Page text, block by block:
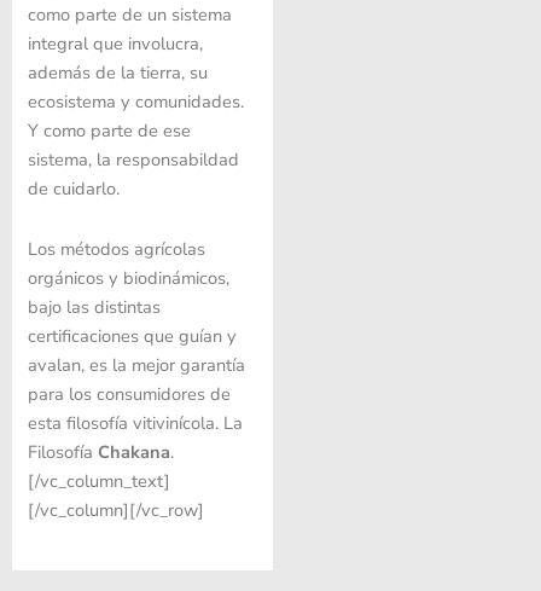
como parte de un sistema
integral que involucra,
además de la tierra, su
ecosistema y comunidades.
Y como parte de ese
sistema, la responsabildad
de cuidarlo.
Los métodos agrícolas
orgánicos y biodinámicos,
bajo las distintas
certificaciones que guían y
avalan, es la mejor garantía
para los consumidores de
esta filosofía vitivinícola. La
Filosofía Chakana.
[/vc_column_text]
[/vc_column][/vc_row]